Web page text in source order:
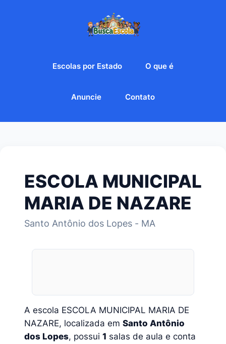
Escolas por Estado O que é
Anuncie Contato
ESCOLA MUNICIPAL
MARIA DE NAZARE
Santo Antônio dos Lopes - MA
A escola ESCOLA MUNICIPAL MARIA DE
NAZARE, localizada em Santo Antônio
dos Lopes, possui 1 salas de aula e conta